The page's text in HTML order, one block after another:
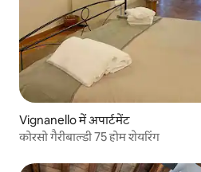
Vignanello में अपार्टमेंट
कोरसो गैरीबाल्डी 75 होम शेयरिंग